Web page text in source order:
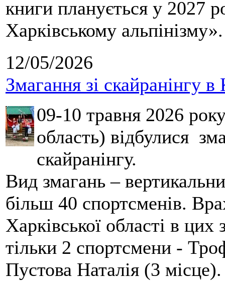
книги планується у 2027
Харківському альпінізму».
12/05/2026
Змагання зі скайранінгу в
09-10 травня 2026
область) відбулися
скайранінгу.
Вид змагань –
більш 40 спортсменів.
Харківської області в
тільки 2 спортсмени -
Пустова Наталія (3 місце).